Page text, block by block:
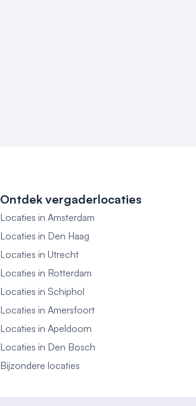
Ontdek vergaderlocaties
Locaties in Amsterdam
Locaties in Den Haag
Locaties in Utrecht
Locaties in Rotterdam
Locaties in Schiphol
Locaties in Amersfoort
Locaties in Apeldoorn
Locaties in Den Bosch
Bijzondere locaties